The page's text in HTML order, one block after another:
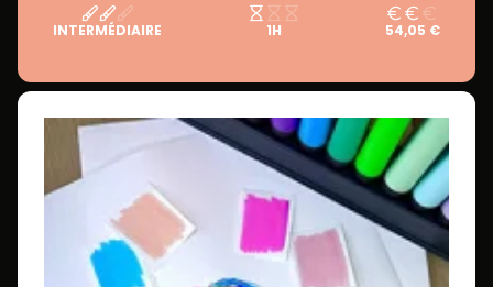
INTERMÉDIAIRE 1H 54,05 €